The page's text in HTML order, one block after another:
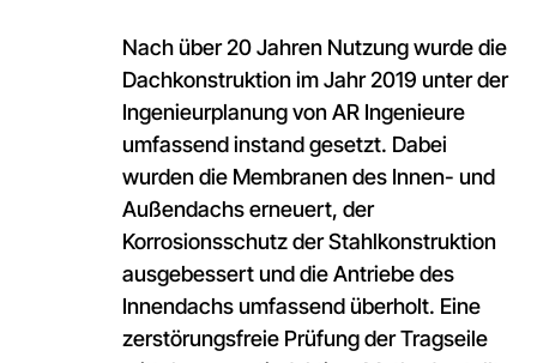
Nach über 20 Jahren Nutzung wurde die
Dachkonstruktion im Jahr 2019 unter der
Ingenieurplanung von AR Ingenieure
umfassend instand gesetzt. Dabei
wurden die Membranen des Innen- und
Außendachs erneuert, der
Korrosionsschutz der Stahlkonstruktion
ausgebessert und die Antriebe des
Innendachs umfassend überholt. Eine
zerstörungsfreie Prüfung der Tragseile